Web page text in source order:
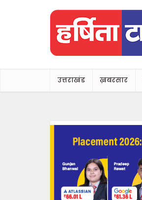
उत्तराखंड ख़बरसार